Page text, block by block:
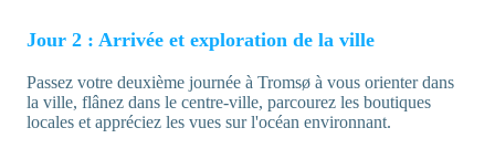
Jour 2 : Arrivée et exploration de la ville
Passez votre deuxième journée à Tromsø à vous orienter dans
la ville, flânez dans le centre-ville, parcourez les boutiques
locales et appréciez les vues sur l'océan environnant.